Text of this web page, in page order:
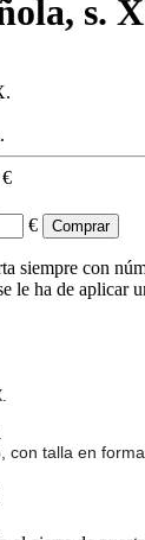
s.
€
siempre con
le ha de
con talla en